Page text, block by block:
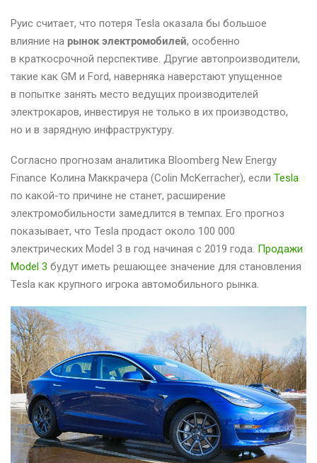
Руис считает, что потеря Tesla оказала бы большое
влияние на рынок электромобилей, особенно
в краткосрочной перспективе. Другие автопроизводители,
такие как GM и Ford, наверняка наверстают упущенное
в попытке занять место ведущих производителей
электрокаров, инвестируя не только в их производство,
но и в зарядную инфраструктуру.
Согласно прогнозам аналитика Bloomberg New Energy
Finance Колина Маккрачера (Colin McKerracher), если Tesla
по какой-то причине не станет, расширение
электромобильности замедлится в темпах. Его прогноз
показывает, что Tesla продаст около 100 000
электрических Model 3 в год начиная с 2019 года. Продажи
Model 3 будут иметь решающее значение для становления
Tesla как крупного игрока автомобильного рынка.